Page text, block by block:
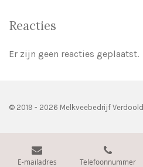
Reacties
Er zijn geen reacties geplaatst.
© 2019 - 2026 Melkveebedrijf Verdoold
E-mailadres Telefoonnummer